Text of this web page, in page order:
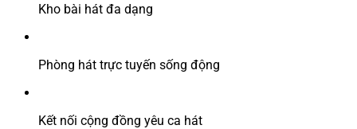
Kho bài hát đa dạng
Phòng hát trực tuyến sống động
Kết nối cộng đồng yêu ca hát